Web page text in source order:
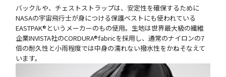
バックルや、チェストストラップは、安定性を確保するために
NASAの宇宙飛行士が身につける保護ベストにも使われている
EASTPAK®というメーカーのもの使用。生地は世界最大級の繊維
企業INVISTA社のCORDURA®fabricを採用し、通常のナイロンの7
倍の耐久性と小雨程度では中身の濡れない撥水性をかねそなえて
います。